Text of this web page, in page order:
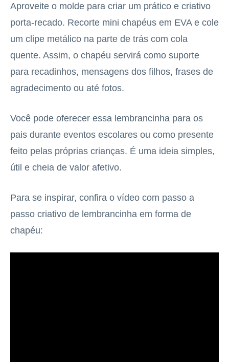
Aproveite o molde para criar um prático e criativo
porta-recado. Recorte mini chapéus em EVA e cole
um clipe metálico na parte de trás com cola
quente. Assim, o chapéu servirá como suporte
para recadinhos, mensagens dos filhos, frases de
agradecimento ou até fotos.
Você pode oferecer essa lembrancinha para os
pais durante eventos escolares ou como presente
feito pelas próprias crianças. É uma ideia simples,
útil e cheia de valor afetivo.
Para se inspirar, confira o vídeo com passo a
passo criativo de lembrancinha em forma de
chapéu: